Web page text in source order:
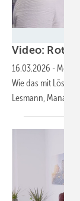
Video:
16.03.2026 - Mehr
Wie das mit
Lesmann,